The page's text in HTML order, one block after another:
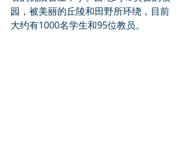
园，被美丽的丘陵和田野所环绕，目前
大约有1000名学生和95位教员。